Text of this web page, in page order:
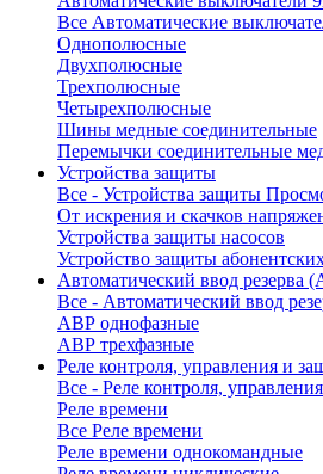
Все Автоматические
Однополюсные
Двухполюсные
Трехполюсные
Четырехполюсные
Шины медные соединительные
Перемычки соединительные
Устройства защиты
Все - Устройства защиты
От искрения и скачков
Устройства защиты насосов
Устройство защиты
Автоматический ввод резерва
Все - Автоматический ввод
АВР однофазные
АВР трехфазные
Реле контроля, управления и
Все - Реле контроля,
Реле времени
Все Реле времени
Реле времени однокомандные